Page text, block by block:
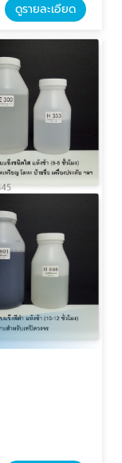
ดูรายละเอียด